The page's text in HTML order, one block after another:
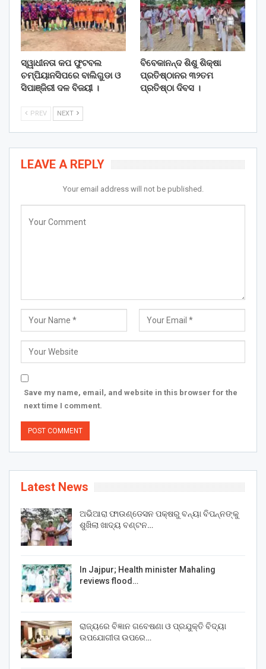
ସ୍ୱାଧୀନତା କପ ଫୁଟବଲ
ଚମ୍ପିୟାନସିପରେ ବାଲିଗୁଡା ଓ
ସିପାଞ୍ଜିରୀ ଦଳ ବିଜୟୀ ।
ବିବେକାନନ୍ଦ ଶିଶୁ ଶିକ୍ଷା
ପ୍ରତିଷ୍ଠାନର ୩୨ତମ
ପ୍ରତିଷ୍ଠା ଦିବସ ।
PREV NEXT
LEAVE A REPLY
Your email address will not be published.
Save my name, email, and website in this browser for the
next time I comment.
Latest News
ଅଭିଆରା ଫାଉଣ୍ଡେସନ ପକ୍ଷରୁ ବନ୍ୟା ବିପନ୍ନଙ୍କୁ
ଶୁଖିଲା ଖାଦ୍ୟ ବଣ୍ଟନ…
In Jajpur; Health minister Mahaling
reviews flood…
ରାଜ୍ୟରେ ବିଜ୍ଞାନ ଗବେଷଣା ଓ ପ୍ରଯୁକ୍ତି ବିଦ୍ୟା
ଉପଯୋଗୀତା ଉପରେ…